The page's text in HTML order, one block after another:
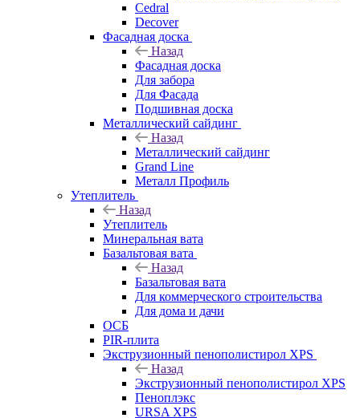
Cedral
Decover
Фасадная доска
Назад
Фасадная доска
Для забора
Для Фасада
Подшивная доска
Металлический сайдинг
Назад
Металлический сайдинг
Grand Line
Металл Профиль
Утеплитель
Назад
Утеплитель
Минеральная вата
Базальтовая вата
Назад
Базальтовая вата
Для коммерческого строительства
Для дома и дачи
ОСБ
PIR-плита
Экструзионный пенополистирол XPS
Назад
Экструзионный пенополистирол XPS
Пеноплэкс
URSA XPS